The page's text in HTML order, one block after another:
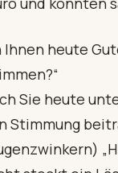
Ihnen heute
Sie heute
Stimmung